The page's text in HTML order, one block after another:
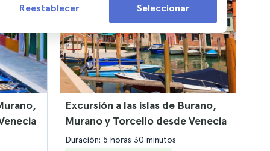
Excursión a las islas de Burano,
Murano y Torcello desde Venecia
Duración: 5 horas 30 minutos
Reestablecer Seleccionar